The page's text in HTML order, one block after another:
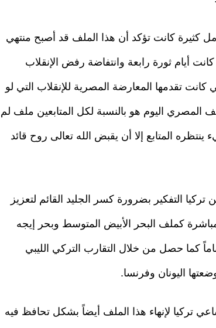
كثيرة كانت تؤكد أن هذا الملف قد أصبح منتهي
أيام ثورة رابعة وانتفاضة رفض الإنقلاب
تقدمها المعارضة المصرية للإنقلاب التي لو
اليوم هو بالنسبة لكل المتابعين ملف لم
المتابع إلا أن يقبض الله تعالى روح قائد
التفكير بضرورة كسر الجليد القائم لتعزيز
كملف البحر الأبيض المتوسط وبحر إيجه
كما حصل من خلال التقارب التركي الليبي
اليونان وفرنسا.
تركيا لإنهاء هذا الملف أيضاً بشكل تحافظ فيه